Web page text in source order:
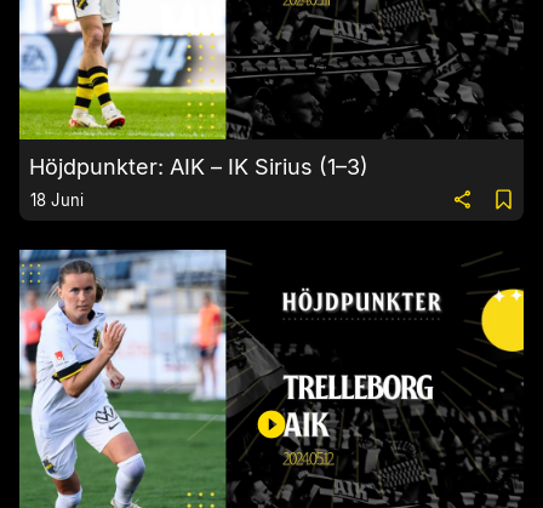
Höjdpunkter: AIK – IK Sirius (1–3)
18 Juni